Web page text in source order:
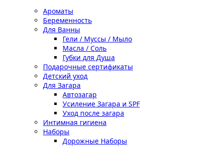
Ароматы
Беременность
Для Ванны
Гели / Муссы / Мыло
Масла / Соль
Губки для Душа
Подарочные сертификаты
Детский уход
Для Загара
Автозагар
Усиление Загара и SPF
Уход после загара
Интимная гигиена
Наборы
Дорожные Наборы